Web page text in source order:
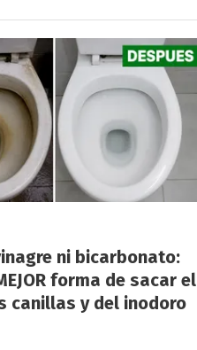
ni bicarbonato:
forma de sacar el
canillas y del inodoro